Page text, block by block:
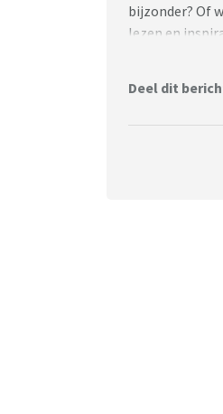
bijzonder? Of
lezen en
Deel dit